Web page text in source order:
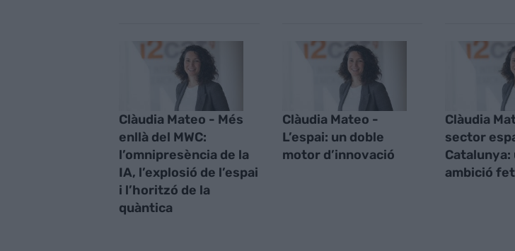
Clàudia Mateo - Més
enllà del MWC:
l’omnipresència de la
IA, l’explosió de l’espai
i l’horitzó de la
quàntica
Clàudia Mateo -
L’espai: un doble
motor d’innovació
Clàudia
sector
Catalunya:
ambició